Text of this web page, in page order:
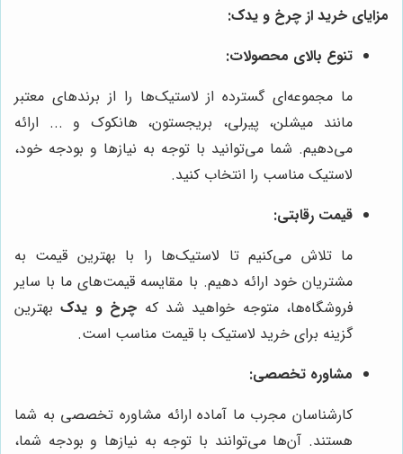
مزایای خرید از چرخ و یدک:
تنوع بالای محصولات:
ما مجموعه‌ای گسترده از لاستیک‌ها را از برندهای معتبر
مانند میشلن، پیرلی، بریجستون، هانکوک و ... ارائه
می‌دهیم. شما می‌توانید با توجه به نیازها و بودجه خود،
لاستیک مناسب را انتخاب کنید.
قیمت رقابتی:
ما تلاش می‌کنیم تا لاستیک‌ها را با بهترین قیمت به
مشتریان خود ارائه دهیم. با مقایسه قیمت‌های ما با سایر
فروشگاه‌ها، متوجه خواهید شد که چرخ و یدکبهترین
گزینه برای خرید لاستیک با قیمت مناسب است.
مشاوره تخصصی:
کارشناسان مجرب ما آماده ارائه مشاوره تخصصی به شما
هستند. آن‌ها می‌توانند با توجه به نیازها و بودجه شما،